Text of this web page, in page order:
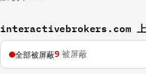
interactivebrokers.com 上
全部被屏蔽9 被屏蔽